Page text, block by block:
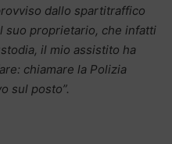
dallo spartitraffico
suo proprietario, che infatti
il mio assistito ha
chiamare la Polizia
sul posto”.